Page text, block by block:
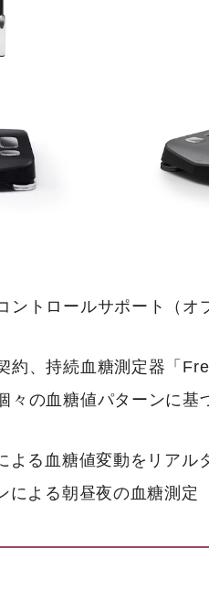
ントロールサポート（オ
約、持続血糖測定器「
々の血糖値パターンに基
よる血糖値変動をリアル
による朝昼夜の血糖測定